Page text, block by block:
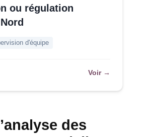
ou régulation
d'équipe
Voir →
des